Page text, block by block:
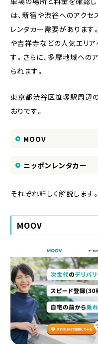
は、新宿や渋谷へのアク
レンタカー需要がありま
や吉祥寺などの人気エリ
す。さらに、多摩地域への
られます。
東京都渋谷区笹塚駅周辺
おりです。
MOOV
ニッポンレンタカー
それぞれ詳しく解説します。
MOOV